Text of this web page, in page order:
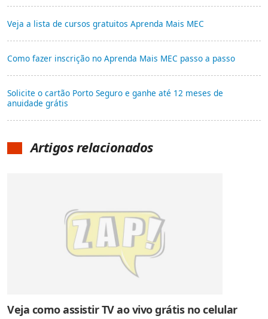
Veja a lista de cursos gratuitos Aprenda Mais MEC
Como fazer inscrição no Aprenda Mais MEC passo a passo
Solicite o cartão Porto Seguro e ganhe até 12 meses de
anuidade grátis
Artigos relacionados
Veja como assistir TV ao vivo grátis no celular